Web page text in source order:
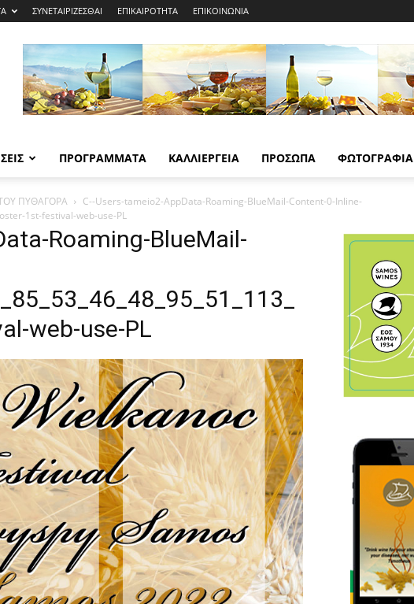
ΣΥΝΕΤΑΙΡΙΖΕΣΘΑΙ ΕΠΙΚΑΙΡΟΤΗΤΑ ΕΠΙΚΟΙΝΩΝΙΑ
ΠΡΟΓΡΑΜΜΑΤΑ ΚΑΛΛΙΕΡΓΕΙΑ ΠΡΟΣΩΠΑ ΦΩΤΟΓΡΑΦΙΑ
ΠΥΘΑΓΟΡΑ
C--Users-tameio2-AppData-Roaming-BlueMail-Content-0-Inline-
1st-festival-web-use-PL
Roaming-BlueMail-
web-use-PL